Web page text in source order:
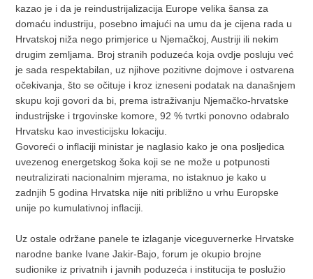
kazao je i da je reindustrijalizacija Europe velika šansa za
domaću industriju, posebno imajući na umu da je cijena rada u
Hrvatskoj niža nego primjerice u Njemačkoj, Austriji ili nekim
drugim zemljama. Broj stranih poduzeća koja ovdje posluju već
je sada respektabilan, uz njihove pozitivne dojmove i ostvarena
očekivanja, što se očituje i kroz izneseni podatak na današnjem
skupu koji govori da bi, prema istraživanju Njemačko-hrvatske
industrijske i trgovinske komore, 92 % tvrtki ponovno odabralo
Hrvatsku kao investicijsku lokaciju.
Govoreći o inflaciji ministar je naglasio kako je ona posljedica
uvezenog energetskog šoka koji se ne može u potpunosti
neutralizirati nacionalnim mjerama, no istaknuo je kako u
zadnjih 5 godina Hrvatska nije niti približno u vrhu Europske
unije po kumulativnoj inflaciji.
Uz ostale održane panele te izlaganje viceguvernerke Hrvatske
narodne banke Ivane Jakir-Bajo, forum je okupio brojne
sudionike iz privatnih i javnih poduzeća i institucija te poslužio